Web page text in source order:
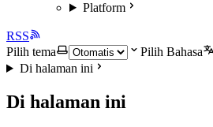
Platform
RSS
Pilih tema
Pilih Bahasa
Di halaman ini
Di halaman ini